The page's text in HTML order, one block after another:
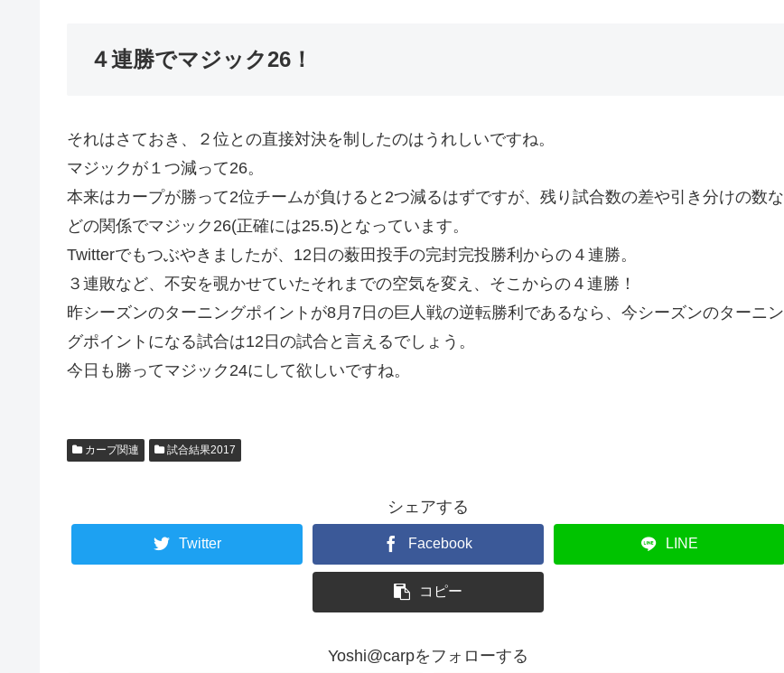
４連勝でマジック26！
それはさておき、２位との直接対決を制したのはうれしいですね。
マジックが１つ減って26。
本来はカープが勝って2位チームが負けると2つ減るはずですが、残り試合数の差や引き分けの数な
どの関係でマジック26(正確には25.5)となっています。
Twitterでもつぶやきましたが、12日の薮田投手の完封完投勝利からの４連勝。
３連敗など、不安を覗かせていたそれまでの空気を変え、そこからの４連勝！
昨シーズンのターニングポイントが8月7日の巨人戦の逆転勝利であるなら、今シーズンのターニン
グポイントになる試合は12日の試合と言えるでしょう。
今日も勝ってマジック24にして欲しいですね。
カープ関連 試合結果2017
シェアする
Twitter Facebook LINE
コピー
Yoshi@carpをフォローする